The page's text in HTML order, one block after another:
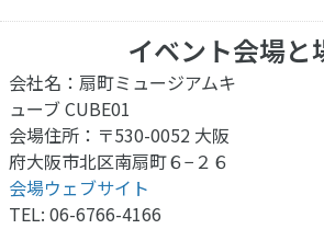
イベント会場と
会社名：扇町ミュージアムキ
ューブ CUBE01
会場住所：〒530-0052 大阪
府大阪市北区南扇町６−２６
会場ウェブサイト
TEL: 06-6766-4166